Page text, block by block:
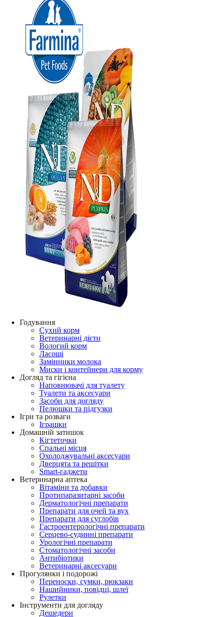
Годування
Сухий корм
Ветеринарні дієти
Вологий корм
Ласощі
Замінники молока
Миски і контейнери для корму
Догляд та гігієна
Наповнювачі для туалету
Туалети та аксесуари
Засоби для догляду
Пелюшки та підгузки
Ігри та розваги
Іграшки
Домашній затишок
Кігтеточки
Спальні місця
Охолоджувальні аксесуари
Дверцята та решітки
Smart-гаджети
Ветеринарна аптека
Вітаміни та добавки
Протипаразитарні засоби
Дерматологічні препарати
Препарати для очей та вух
Препарати для суглобів
Гастроентерологічні препарати
Серцево-судинні препарати
Урологічні препарати
Стоматологічні засоби
Антибіотики
Ветеринарні аксесуари
Прогулянки і подорожі
Переноски, сумки, рюкзаки
Нашийники, повідці, шлеї
Рулетки
Інструменти для догляду
Дешедери